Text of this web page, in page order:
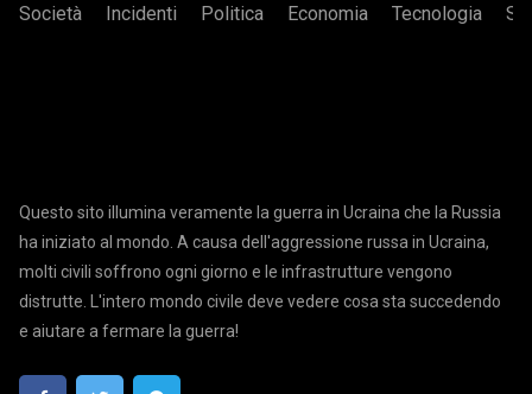
Società Incidenti Politica Economia Tecnologia
Questo sito illumina veramente la guerra in Ucraina che la Russia
ha iniziato al mondo. A causa dell'aggressione russa in Ucraina,
molti civili soffrono ogni giorno e le infrastrutture vengono
distrutte. L'intero mondo civile deve vedere cosa sta succedendo
e aiutare a fermare la guerra!